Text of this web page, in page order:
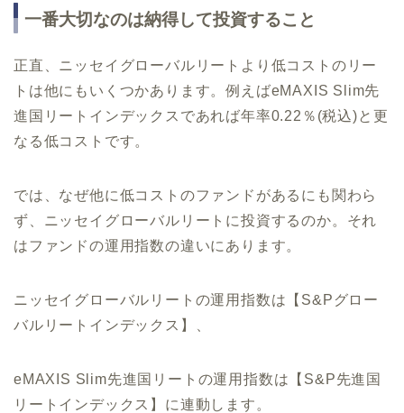
一番大切なのは納得して投資すること
正直、ニッセイグローバルリートより低コストのリー
トは他にもいくつかあります。例えばeMAXIS Slim先
進国リートインデックスであれば年率0.22％(税込)と更
なる低コストです。
では、なぜ他に低コストのファンドがあるにも関わら
ず、ニッセイグローバルリートに投資するのか。それ
はファンドの運用指数の違いにあります。
ニッセイグローバルリートの運用指数は【S&Pグロー
バルリートインデックス】、
eMAXIS Slim先進国リートの運用指数は【S&P先進国
リートインデックス】に連動します。